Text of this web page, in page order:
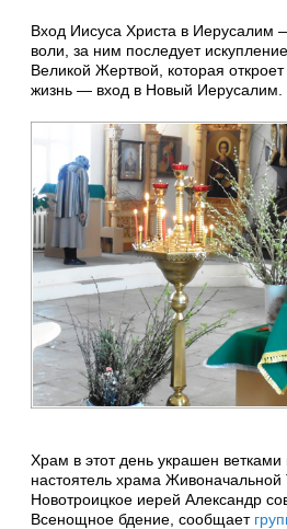
Вход Иисуса Христа в Иерусалим
воли, за ним последует
Великой Жертвой, которая
жизнь — вход в Новый Иерусалим.
Храм в этот день украшен
настоятель храма Живоначальной
Новотроицкое иерей Александр
Всенощное бдение, сообщает